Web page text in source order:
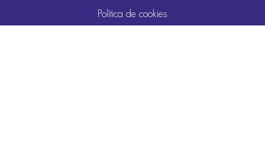
Política de cookies